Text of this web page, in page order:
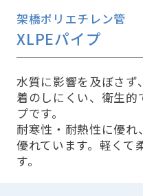
架橋ポリエチレン管
XLPEパイプ
水質に影響を及ぼさず
着のしにくい、衛生
プです。
耐寒性・耐熱性に優
優れています。軽くて
す。